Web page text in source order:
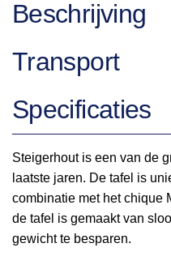
Beschrijving
Transport
Specificaties
Steigerhout is een van de
laatste jaren. De tafel is
combinatie met het chique
de tafel is gemaakt van
gewicht te besparen.